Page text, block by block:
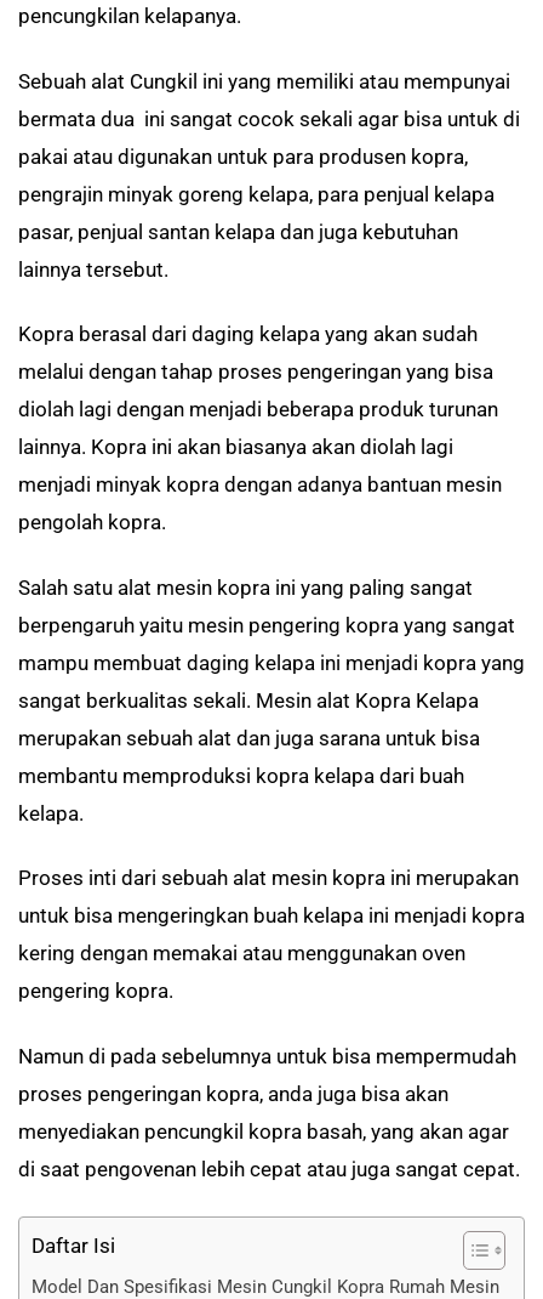
pencungkilan kelapanya.
Sebuah alat Cungkil ini yang memiliki atau mempunyai
bermata dua ini sangat cocok sekali agar bisa untuk di
pakai atau digunakan untuk para produsen kopra,
pengrajin minyak goreng kelapa, para penjual kelapa
pasar, penjual santan kelapa dan juga kebutuhan
lainnya tersebut.
Kopra berasal dari daging kelapa yang akan sudah
melalui dengan tahap proses pengeringan yang bisa
diolah lagi dengan menjadi beberapa produk turunan
lainnya. Kopra ini akan biasanya akan diolah lagi
menjadi minyak kopra dengan adanya bantuan mesin
pengolah kopra.
Salah satu alat mesin kopra ini yang paling sangat
berpengaruh yaitu mesin pengering kopra yang sangat
mampu membuat daging kelapa ini menjadi kopra yang
sangat berkualitas sekali. Mesin alat Kopra Kelapa
merupakan sebuah alat dan juga sarana untuk bisa
membantu memproduksi kopra kelapa dari buah
kelapa.
Proses inti dari sebuah alat mesin kopra ini merupakan
untuk bisa mengeringkan buah kelapa ini menjadi kopra
kering dengan memakai atau menggunakan oven
pengering kopra.
Namun di pada sebelumnya untuk bisa mempermudah
proses pengeringan kopra, anda juga bisa akan
menyediakan pencungkil kopra basah, yang akan agar
di saat pengovenan lebih cepat atau juga sangat cepat.
Daftar Isi
Model Dan Spesifikasi Mesin Cungkil Kopra Rumah Mesin